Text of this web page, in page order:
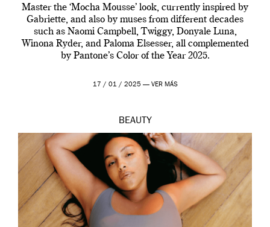
Master the ‘Mocha Mousse’ look, currently inspired by
Gabriette, and also by muses from different decades
such as Naomi Campbell, Twiggy, Donyale Luna,
Winona Ryder, and Paloma Elsesser, all complemented
by Pantone’s Color of the Year 2025.
17 / 01 / 2025 — VER MÁS
BEAUTY